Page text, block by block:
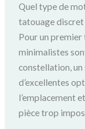
Quel type de
tatouage discret
Pour un
minimalistes
constellation,
d’excellentes
l’emplacement
pièce trop